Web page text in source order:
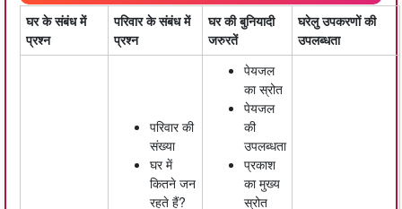
घर के संबंध में
प्रश्न
परिवार के संबंध में
प्रश्न
घर की बुनियादी
जरुरतें
घरेलु उपकरणों की
उपलब्धता
परिवार की
संख्या
घर में
कितने जन
रहते हैं?
पेयजल
का स्रोत
पेयजल
की
उपलब्धता
प्रकाश
का मुख्य
स्रोत